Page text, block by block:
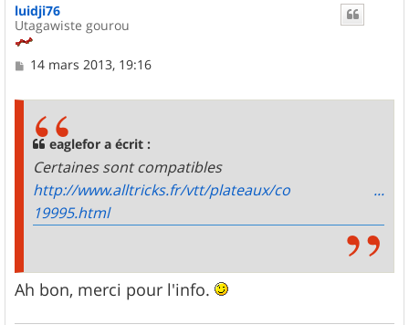
luidji76
Utagawiste gourou
M14 mars 2013, 19:16
eaglefor a écrit :
Certaines sont compatibles
http://www.alltricks.fr/vtt/plateaux/co ...
19995.html
Ah bon, merci pour l'info.